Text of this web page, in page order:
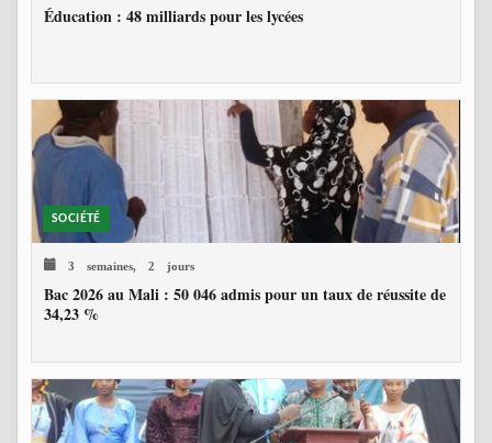
Éducation : 48 milliards pour les lycées
SOCIÉTÉ
3 semaines, 2 jours
Bac 2026 au Mali : 50 046 admis pour un taux de réussite de
34,23 %